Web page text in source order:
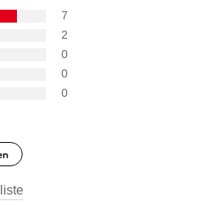
7
2
0
0
0